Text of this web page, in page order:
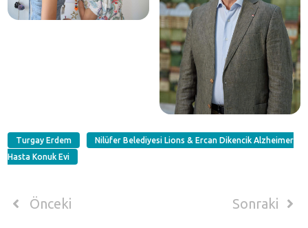
Turgay Erdem
Nilüfer Belediyesi Lions & Ercan Dikencik Alzheimer
Hasta Konuk Evi
Önceki Sonraki